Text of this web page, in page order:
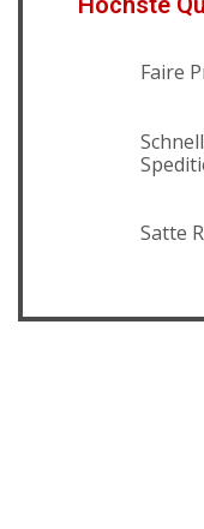
Faire
Satte